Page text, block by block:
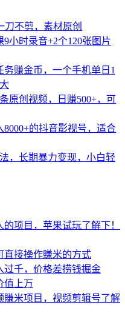
刀不剪，素材原创
小时录音+2个120张图片
赚金币，一个手机单日1
原创视频，日赚500+，可
的抖音影视号，适合
，长期暴力变现，小白轻
项目，苹果试玩了解下！
直接操作賺米的方式
过千，价格差捞钱掘金
值上万
米项目，视频剪辑号了解